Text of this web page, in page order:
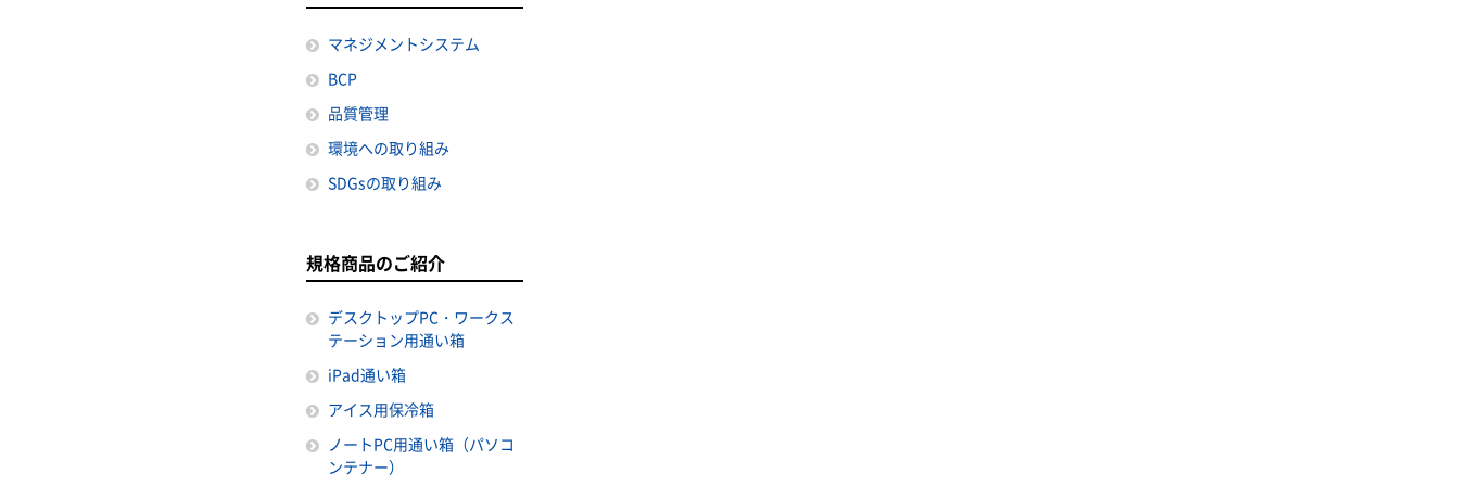
マネジメントシステム
BCP
品質管理
環境への取り組み
SDGsの取り組み
規格商品のご紹介
デスクトップPC・ワークス
テーション用通い箱
iPad通い箱
アイス用保冷箱
ノートPC用通い箱（パソコ
ンテナー）